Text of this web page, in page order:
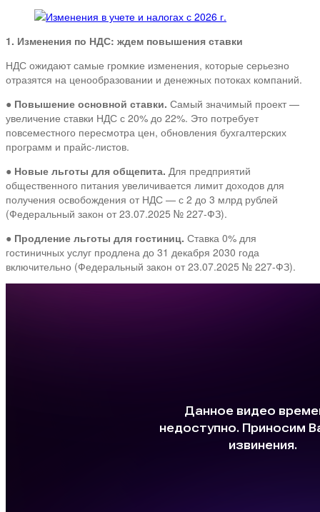
1. Изменения по НДС: ждем повышения ставки
НДС ожидают самые громкие изменения, которые серьезно
отразятся на ценообразовании и денежных потоках компаний.
● Повышение основной ставки. Самый значимый проект —
увеличение ставки НДС с 20% до 22%. Это потребует
повсеместного пересмотра цен, обновления бухгалтерских
программ и прайс-листов.
● Новые льготы для общепита. Для предприятий
общественного питания увеличивается лимит доходов для
получения освобождения от НДС — с 2 до 3 млрд рублей
(Федеральный закон от 23.07.2025 № 227-ФЗ).
● Продление льготы для гостиниц. Ставка 0% для
гостиничных услуг продлена до 31 декабря 2030 года
включительно (Федеральный закон от 23.07.2025 № 227-ФЗ).